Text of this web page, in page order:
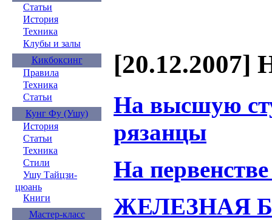
Статьи
История
Техника
Клубы и залы
Кикбоксинг
Правила
Техника
Статьи
Кунг Фу (Ушу)
История
Статьи
Техника
Стили
Ушу Тайцзи-
цюань
Книги
Мастер-класс
[20.12.2007]
На высшую
рязанцы
На
ЖЕЛЕЗНАЯ